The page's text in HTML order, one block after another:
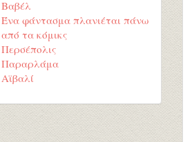
Βαβέλ
Ένα φάντασμα πλανιέται πάνω
από τα κόμικς
Περσέπολις
Παραρλάμα
Αϊβαλί